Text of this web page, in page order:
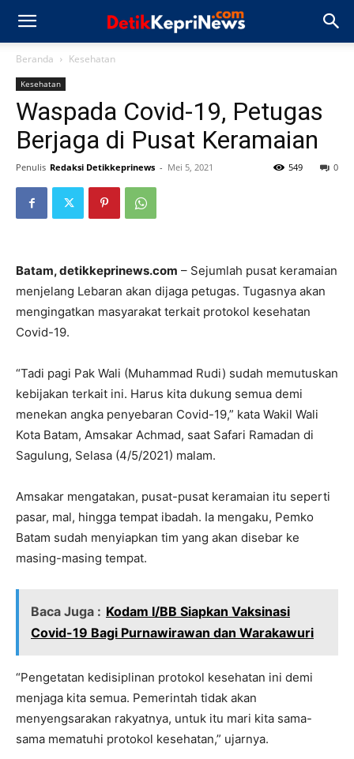
Beranda Kesehatan
Kesehatan
Waspada Covid-19, Petugas
Berjaga di Pusat Keramaian
Penulis Redaksi Detikkeprinews - Mei 5, 2021 0
549
Batam, detikkeprinews.com – Sejumlah pusat keramaian
menjelang Lebaran akan dijaga petugas. Tugasnya akan
mengingatkan masyarakat terkait protokol kesehatan
Covid-19.
“Tadi pagi Pak Wali (Muhammad Rudi) sudah memutuskan
kebijakan terkait ini. Harus kita dukung semua demi
menekan angka penyebaran Covid-19,” kata Wakil Wali
Kota Batam, Amsakar Achmad, saat Safari Ramadan di
Sagulung, Selasa (4/5/2021) malam.
Amsakar mengatakan, pusat-pusat keramaian itu seperti
pasar, mal, hingga tempat ibadah. Ia mengaku, Pemko
Batam sudah menyiapkan tim yang akan disebar ke
masing-masing tempat.
Baca Juga : Kodam I/BB Siapkan Vaksinasi
Covid-19 Bagi Purnawirawan dan Warakawuri
“Pengetatan kedisiplinan protokol kesehatan ini demi
menjaga kita semua. Pemerintah tidak akan
menyengsarakan rakyatnya, untuk itu mari kita sama-
sama mematuhi protokol kesehatan,” ujarnya.